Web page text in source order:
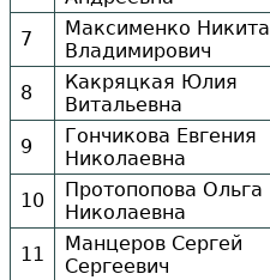
7
Максименко Никита
Владимирович
8
Какряцкая Юлия
Витальевна
9
Гончикова Евгения
Николаевна
10
Протопопова Ольга
Николаевна
11
Манцеров Сергей
Сергеевич